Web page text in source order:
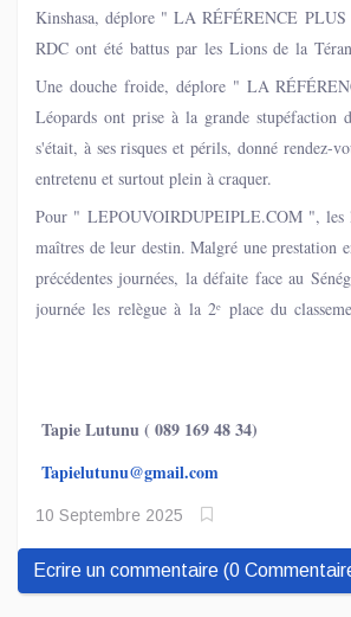
Kinshasa, déplore " LA RÉFÉRENCE
RDC ont été battus par les Lions de la
buts à amenuisant leur chance de se
monde 2026.
Une douche froide, déplore " LA
Léopards ont prise à la grande stupéfaction
s'était, à ses risques et périls, donné rendez-
entretenu et surtout plein à craquer.
Pour " LEPOUVOIRDUPEIPLE.COM ", les
maîtres de leur destin. Malgré une prestation
précédentes journées, la défaite face au
journée les relègue à la 2ᵉ place du
Tapie Lutunu ( 089 169 48 34)
Tapielutunu@gmail.com
10 Septembre 2025
Ecrire un commentaire (0